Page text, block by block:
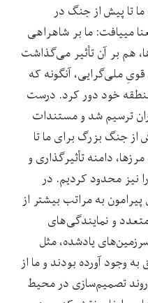
تا پیش از جنگ در
می‏یافت: ما بر شاهراهی
هم بر آن تأثیر می‌گذاشت
ملی‌گرایی، آنگونه که
خود دور کرد. درست
ترسیم شد و مستندات
جنگ بزرگ برای ما تا
دامنه تأثیرگذاری و
نیز محدود کردیم. در
به مراتب بیشتر از
و نمایندگی‌های
یادشده، مثل
به وجود آورده بودند و ما از
روند تصمیم‌سازی در محیط